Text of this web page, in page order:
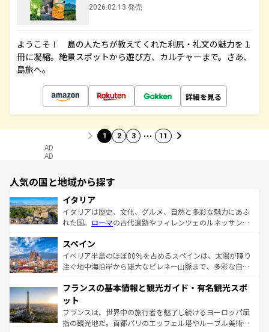
2026.02.13 発売
ようこそ！ 島の人たちが教えてくれた利尻・礼文の魅力を１
冊に凝縮。絶景スポットから遊び方、カルチャーまで。さあ、
島旅へ。
詳細を見る
1 2 3 … 11
AD
AD
人気の国と地域から探す
イタリア
イタリアは歴史、文化、グルメ、自然と多彩な魅力にあふ
れた国。 ローマの古代遺跡やフィレンツェのルネッサンス
ろん、トスカーナの美しい田園風景やアマルフィ海岸の絶
景など、自然景観も見逃せない。観光の合間には、本場の
ピザやパスタなど、絶品のイタリア料理を堪能することも
ませてくれるイタリアで、忘れられない旅をしてみよう！
なお、新着のイタリア情報は
しい。
スペイン
イベリア半島のほぼ80％を占めるスペインは、太陽が降り
注ぐ地中海沿岸から雄大なピレネー山脈まで、多彩な自然
文化が根付くこの国では、情熱的なフラメンコ、熱気あふ
れる闘牛、そして美味しいタパスが生活の一部となってい
る。首都マドリードの洗練された雰囲気や、バルセロナの
アートに溢れた街角から、地方では古代ローマ遺跡や中世
フランスの基本情報と観光ガイド・有名観光スポ
ット
フランスは、世界中の旅行者を魅了し続けるヨーロッパ屈
指の観光地だ。首都パリのエッフェル塔やルーブル美術館